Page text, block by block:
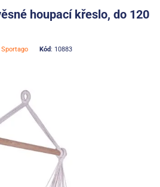
Sportago Kód: 10883
houpací křeslo, do 120